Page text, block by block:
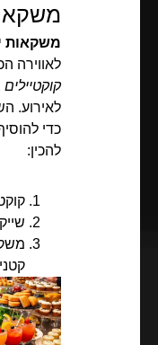
משקאות
לאווירה
קוקטיילים
לאירוע.
כדי
להכין: